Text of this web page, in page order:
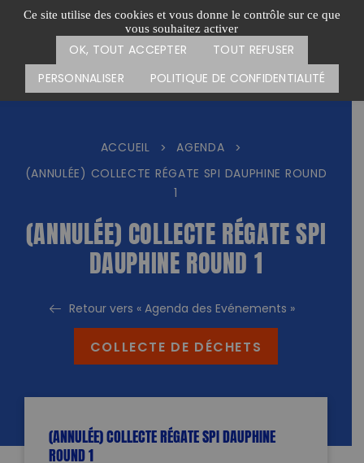
Ce site utilise des cookies et vous donne le contrôle sur ce que
vous souhaitez activer
OK, TOUT ACCEPTER
TOUT REFUSER
PERSONNALISER
POLITIQUE DE CONFIDENTIALITÉ
Passer
Menu
CARTE DES ACTIONS FAIRE UN DON
ACCUEIL > AGENDA
>
(ANNULÉE) COLLECTE RÉGATE SPI DAUPHINE ROUND
1
(ANNULÉE) COLLECTE RÉGATE SPI
DAUPHINE ROUND 1
Retour vers « Agenda des Evénements »
COLLECTE DE DÉCHETS
(ANNULÉE) COLLECTE RÉGATE SPI DAUPHINE
ROUND 1